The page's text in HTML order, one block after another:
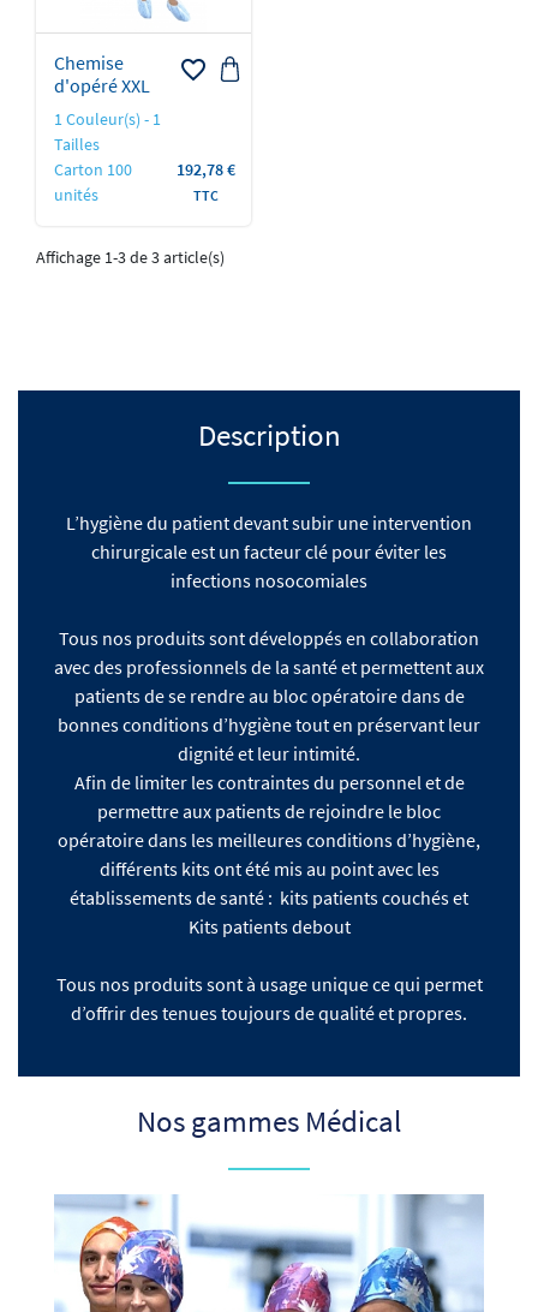
Chemise
d'opéré XXL
1 Couleur(s) - 1
Tailles
Carton 100
unités
favorite_border
Prix
192,78 €
TTC
Affichage 1-3 de 3 article(s)
Description
L’hygiène du patient devant subir une intervention
chirurgicale est un facteur clé pour éviter les
infections nosocomiales
Tous nos produits sont développés en collaboration
avec des professionnels de la santé et permettent aux
patients de se rendre au bloc opératoire dans de
bonnes conditions d’hygiène tout en préservant leur
dignité et leur intimité.
Afin de limiter les contraintes du personnel et de
permettre aux patients de rejoindre le bloc
opératoire dans les meilleures conditions d’hygiène,
différents kits ont été mis au point avec les
établissements de santé : kits patients couchés et
Kits patients debout
Tous nos produits sont à usage unique ce qui permet
d’offrir des tenues toujours de qualité et propres.
Nos gammes Médical